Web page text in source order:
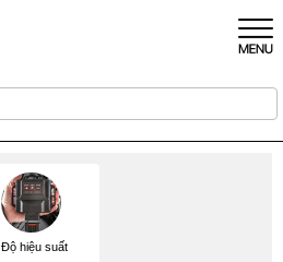
Độ hiệu suất